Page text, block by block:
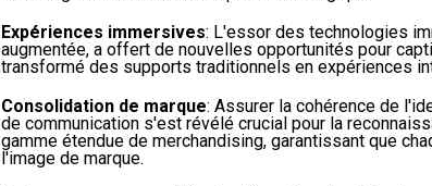
Expériences immersives: L'essor des technologies
augmentée, a offert de nouvelles opportunités pour
transformé des supports traditionnels en expériences
Consolidation de marque: Assurer la cohérence de
de communication s'est révélé crucial pour la
gamme étendue de merchandising, garantissant que
l'image de marque.